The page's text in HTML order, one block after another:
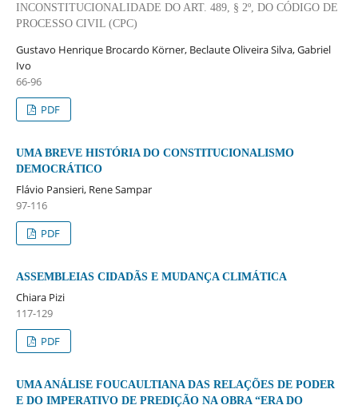
INCONSTITUCIONALIDADE DO ART. 489, § 2º, DO CÓDIGO DE
PROCESSO CIVIL (CPC)
Gustavo Henrique Brocardo Körner, Beclaute Oliveira Silva, Gabriel
Ivo
66-96
PDF
UMA BREVE HISTÓRIA DO CONSTITUCIONALISMO
DEMOCRÁTICO
Flávio Pansieri, Rene Sampar
97-116
PDF
ASSEMBLEIAS CIDADÃS E MUDANÇA CLIMÁTICA
Chiara Pizi
117-129
PDF
UMA ANÁLISE FOUCAULTIANA DAS RELAÇÕES DE PODER
E DO IMPERATIVO DE PREDIÇÃO NA OBRA “ERA DO